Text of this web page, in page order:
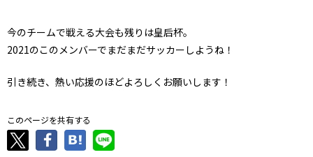
今のチームで戦える大会も残りは皇后杯。
2021のこのメンバーでまだまだサッカーしようね！
引き続き、熱い応援のほどよろしくお願いします！
このページを共有する